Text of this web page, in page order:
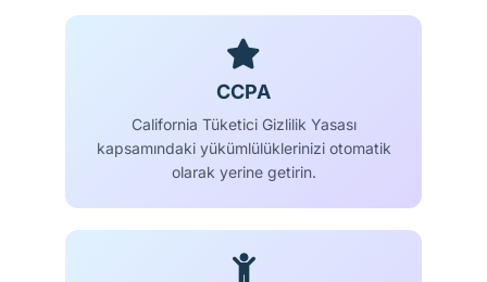
CCPA
California Tüketici Gizlilik Yasası
kapsamındaki yükümlülüklerinizi otomatik
olarak yerine getirin.